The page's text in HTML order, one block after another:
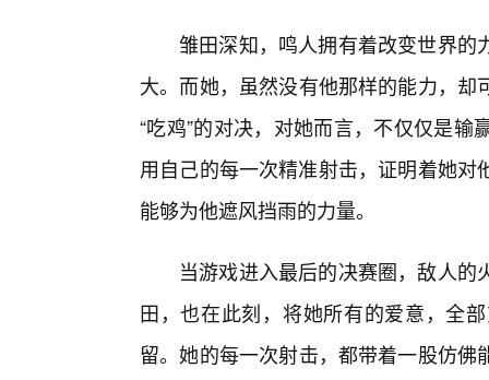
雏田深知，鸣人拥有着改变世界的
大。而她，虽然没有他那样的能力，
“吃鸡”的对决，对她而言，不仅仅是
用自己的每一次精准射击，证明着她
能够为他遮风挡雨的力量。
当游戏进入最后的决赛圈，敌人
田，也在此刻，将她所有的爱意，全
留。她的每一次射击，都带着一股仿